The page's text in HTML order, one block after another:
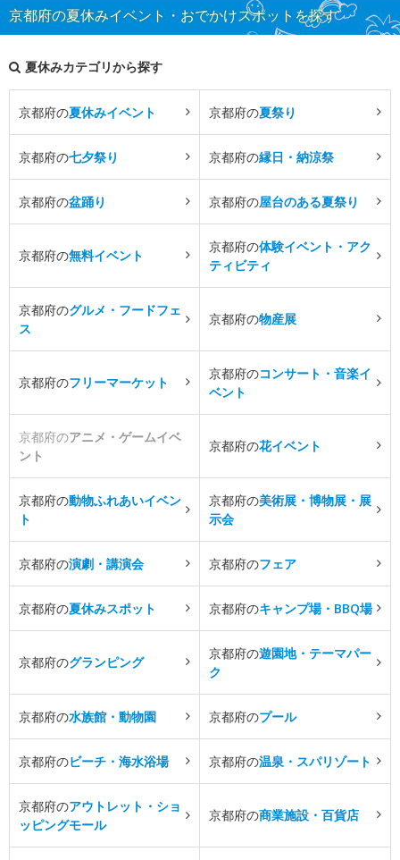
京都府の夏休みイベント・おでかけスポットを探す
夏休みカテゴリから探す
京都府の夏休みイベント 京都府の夏祭り
京都府の七夕祭り 京都府の縁日・納涼祭
京都府の盆踊り 京都府の屋台のある夏祭り
京都府の無料イベント
京都府の体験イベント・アク
ティビティ
京都府のグルメ・フードフェ
ス
京都府の物産展
京都府のフリーマーケット
京都府のコンサート・音楽イ
ベント
京都府のアニメ・ゲームイベ
ント
京都府の花イベント
京都府の動物ふれあいイベン
ト
京都府の美術展・博物展・展
示会
京都府の演劇・講演会 京都府のフェア
京都府の夏休みスポット 京都府のキャンプ場・BBQ場
京都府のグランピング
京都府の遊園地・テーマパー
ク
京都府の水族館・動物園 京都府のプール
京都府のビーチ・海水浴場 京都府の温泉・スパリゾート
京都府のアウトレット・ショ
ッピングモール
京都府の商業施設・百貨店